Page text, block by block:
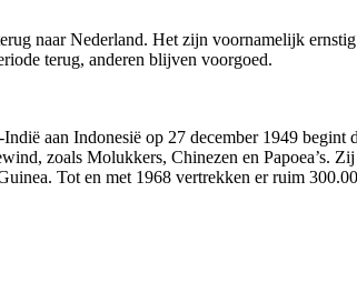
naar Nederland. Het zijn voornamelijk
terug, anderen blijven voorgoed.
aan Indonesië op 27 december 1949
zoals Molukkers, Chinezen en Papoea’s.
Tot en met 1968 vertrekken er ruim